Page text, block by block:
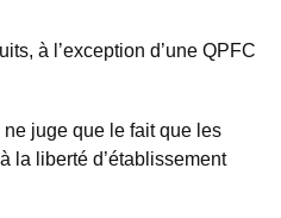
à l’exception d’une QPFC
juge que le fait que les
la liberté d’établissement